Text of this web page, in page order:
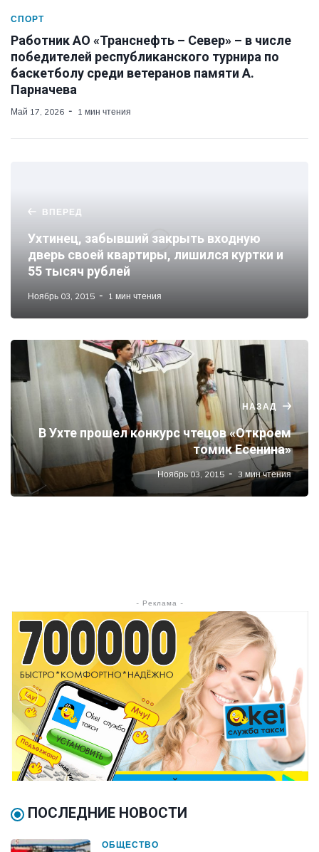
СПОРТ
Работник АО «Транснефть – Север» – в числе
победителей республиканского турнира по
баскетболу среди ветеранов памяти А.
Парначева
Май 17, 2026 1 мин чтения
ВПЕРЕД
Ухтинец, забывший закрыть входную
дверь своей квартиры, лишился куртки и
55 тысяч рублей
Ноябрь 03, 2015 1 мин чтения
НАЗАД
В Ухте прошел конкурс чтецов «Откроем
томик Есенина»
Ноябрь 03, 2015 3 мин чтения
- Реклама -
ПОСЛЕДНИЕ НОВОСТИ
ОБЩЕСТВО